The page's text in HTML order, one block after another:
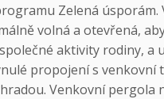
Zelená úsporám.
volná a otevřená,
aktivity rodiny, a
propojení s venkovní
Venkovní pergola